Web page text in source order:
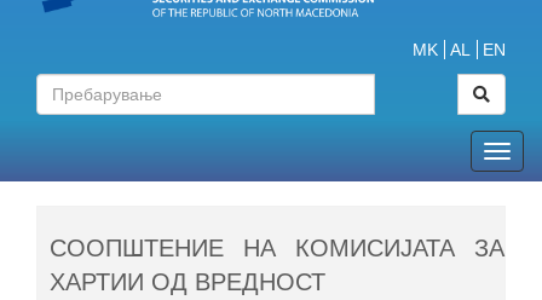
MK AL EN
СООПШТЕНИЕ НА КОМИСИЈАТА ЗА
ХАРТИИ ОД ВРЕДНОСТ